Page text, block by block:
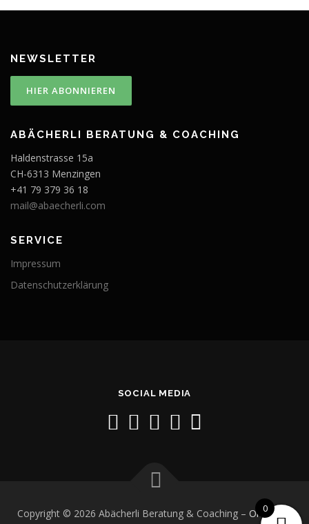
NEWSLETTER
ABÄCHERLI BERATUNG & COACHING
Haldenstrasse 15a
CH-6313 Menzingen
+41 79 379 36 18
mail@abaecherli.com
SERVICE
Impressum
Datenschutzerklärung
SOCIAL MEDIA
Copyright © 2026 Abächerli Beratung & Coaching – OnePress
0